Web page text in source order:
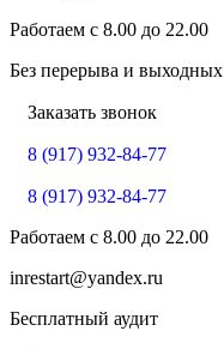
Работаем с 8.00 до 22.00
Без перерыва и выходных
Заказать звонок
8 (917) 932-84-77
8 (917) 932-84-77
Работаем с 8.00 до 22.00
inrestart@yandex.ru
Бесплатный аудит